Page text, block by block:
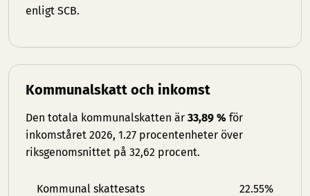
enligt SCB.
Kommunalskatt och inkomst
Den totala kommunalskatten är 33,89 % för
inkomståret 2026, 1.27 procentenheter över
riksgenomsnittet på 32,62 procent.
Kommunal skattesats 22.55%